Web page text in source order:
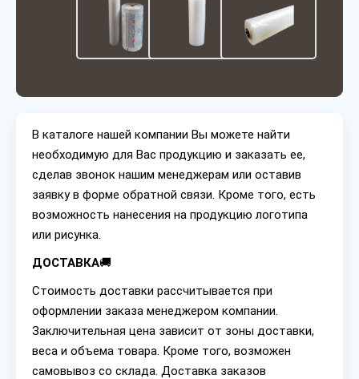
В каталоге нашей компании Вы можете найти
необходимую для Вас продукцию и заказать ее,
сделав звонок нашим менеджерам или оставив
заявку в форме обратной связи. Кроме того, есть
возможность нанесения на продукцию логотипа
или рисунка.
ДОСТАВКА🚚
Стоимость доставки рассчитывается при
оформлении заказа менеджером компании.
Заключительная цена зависит от зоны доставки,
веса и объема товара. Кроме того, возможен
самовывоз со склада. Доставка заказов